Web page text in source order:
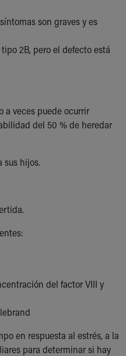
son graves y es
2B, pero el defecto está
a veces puede ocurrir
del 50 % de heredar
sus hijos.
del factor VIII y
en respuesta al estrés, a la
para determinar si hay